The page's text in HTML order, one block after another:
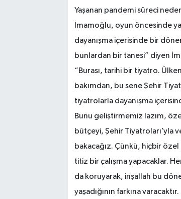
Yaşanan pandemi süreci
İmamoğlu, oyun öncesinde
dayanışma içerisinde bir
bunlardan bir tanesi” diyen
“Burası, tarihi bir tiyatro.
bakımdan, bu sene Şehir
tiyatrolarla dayanışma
Bunu geliştirmemiz lazım,
bütçeyi, Şehir Tiyatroları’yla
bakacağız. Çünkü, hiçbir
titiz bir çalışma yapacaklar.
da koruyarak, inşallah bu
yaşadığının farkına